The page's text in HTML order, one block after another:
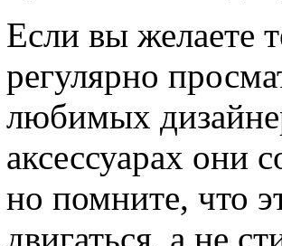
Если вы желаете
регулярно
любимых
аксессуарах они
но помните, что
двигаться, а не